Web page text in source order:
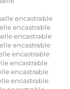
encastrable
encastrable
encastrable
encastrable
encastrable
encastrable
encastrable
encastrable